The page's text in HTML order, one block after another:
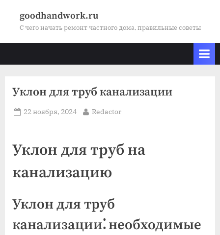
goodhandwork.ru
С чего начать ремонт частного дома, правильные советы
Уклон для труб канализации
Posted
22 ноября, 2024 By
Redactor
Уклон для труб на
канализацию
Уклон для труб
канализации⁚ необходимые